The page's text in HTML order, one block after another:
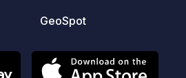
GeoSpot